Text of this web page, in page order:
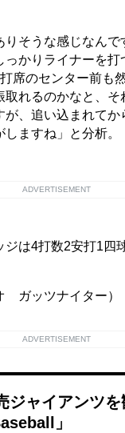
そうな感じなんで
っかりライナーを打
席のセンター前も
取れるのかなと、
が、追い込まれてか
ますね」と分析。
ADVERTISEMENT
は4打数2安打1四
ガッツナイター）
ADVERTISEMENT
ジャイアンツ
」